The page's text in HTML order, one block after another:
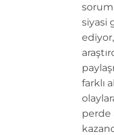
siyasi
farklı
perde